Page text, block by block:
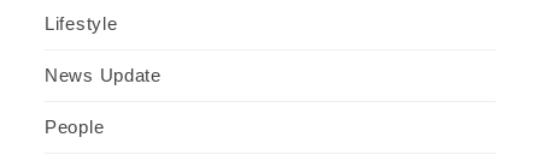
Lifestyle
News Update
People